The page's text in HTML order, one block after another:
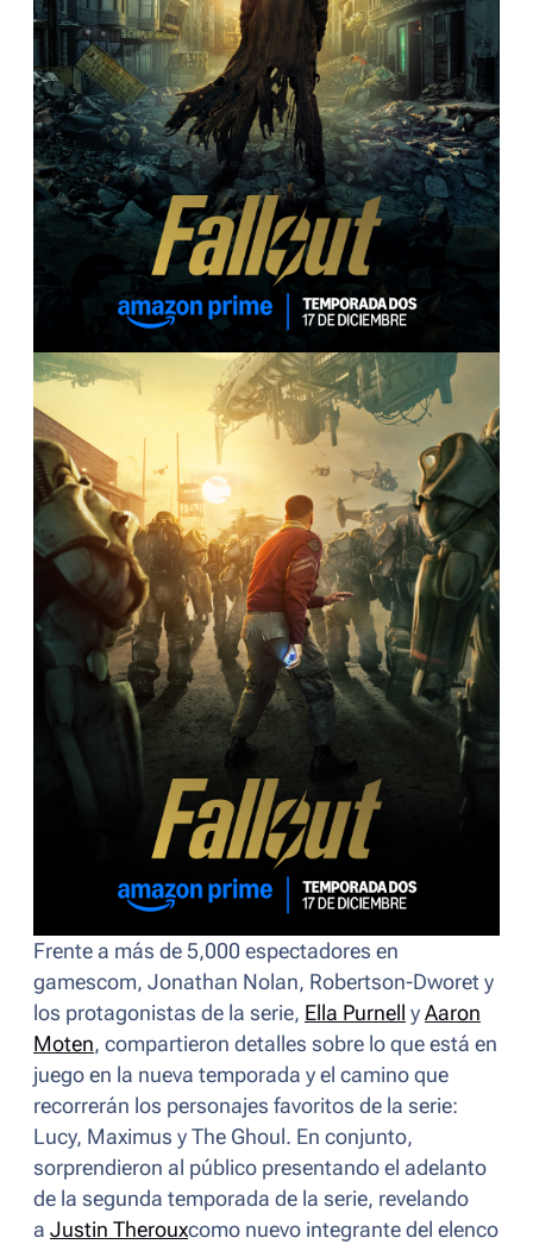
Frente a más de 5,000 espectadores en
gamescom, Jonathan Nolan, Robertson-Dworet y
los protagonistas de la serie, Ella Purnell y Aaron
Moten, compartieron detalles sobre lo que está en
juego en la nueva temporada y el camino que
recorrerán los personajes favoritos de la serie:
Lucy, Maximus y The Ghoul. En conjunto,
sorprendieron al público presentando el adelanto
de la segunda temporada de la serie, revelando
a Justin Therouxcomo nuevo integrante del elenco